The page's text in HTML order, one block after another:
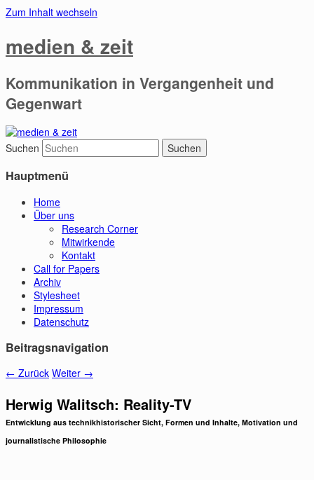
Zum Inhalt wechseln
medien & zeit
Kommunikation in Vergangenheit und
Gegenwart
Suchen
Hauptmenü
Home
Über uns
Research Corner
Mitwirkende
Kontakt
Call for Papers
Archiv
Stylesheet
Impressum
Datenschutz
Beitragsnavigation
← Zurück Weiter →
Herwig Walitsch: Reality-TV
Entwicklung aus technikhistorischer Sicht, Formen und Inhalte, Motivation und
journalistische Philosophie